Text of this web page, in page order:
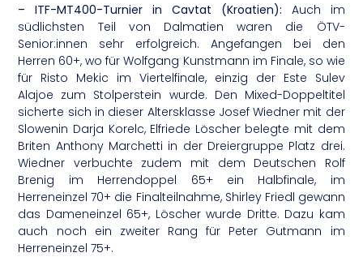
– ITF-MT400-Turnier in Cavtat (Kroatien): Auch im
südlichsten Teil von Dalmatien waren die ÖTV-
Senior:innen sehr erfolgreich. Angefangen bei den
Herren 60+, wo für Wolfgang Kunstmann im Finale, so wie
für Risto Mekic im Viertelfinale, einzig der Este Sulev
Alajoe zum Stolperstein wurde. Den Mixed-Doppeltitel
sicherte sich in dieser Altersklasse Josef Wiedner mit der
Slowenin Darja Korelc, Elfriede Löscher belegte mit dem
Briten Anthony Marchetti in der Dreiergruppe Platz drei.
Wiedner verbuchte zudem mit dem Deutschen Rolf
Brenig im Herrendoppel 65+ ein Halbfinale, im
Herreneinzel 70+ die Finalteilnahme, Shirley Friedl gewann
das Dameneinzel 65+, Löscher wurde Dritte. Dazu kam
auch noch ein zweiter Rang für Peter Gutmann im
Herreneinzel 75+.